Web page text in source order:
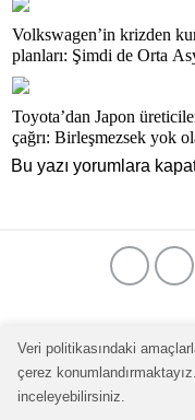
0 0
Volkswagen’in krizden
planları: Şimdi de Orta
pazarına açılacak
Toyota’dan Japon
çağrı: Birleşmezsek yok
Bu yazı yorumlara
Veri politikasındaki
çerez
inceleyebilirsiniz.